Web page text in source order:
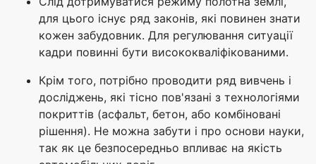
для цього існує ряд законів, які повинен знати
кожен забудовник. Для регулювання ситуації
кадри повинні бути висококваліфікованими.
Крім того, потрібно проводити ряд вивчень і
досліджень, які тісно пов'язані з технологіями
покриттів (асфальт, бетон, або комбіновані
рішення). Не можна забути і про основи науки,
так як це безпосередньо впливає на якість